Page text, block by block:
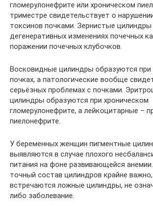
гломерулонефрите или хроническом
триместре свидетельствует о
токсинов почками. Зернистые цилиндры
дегенеративных изменениях почечных
поражении почечных клубочков.
Восковидные цилиндры образуются при
почках, а патологические вообще
серьёзных проблемах с почками.
цилиндры образуются при хроническом
гломерулонефрите, а лейкоцитарные –
пиелонефрите.
У беременных женщин пигментные
выявляются в случае плохого
питания на фоне развивающейся
точный состав цилиндров крайне
встречаются ложные цилиндры, не
либо заболевание.